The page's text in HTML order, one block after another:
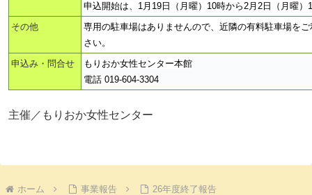
申込開始は、1月19日（月曜）10時から2月2日（月曜）
その他
専用の駐車場はありませんので、近隣の有料駐車場を
さい。
申込み・問合せ
もりおか女性センター本館
電話 019-604-3304
主催／もりおか女性センター
ホーム 事業報告 26年度終了報告